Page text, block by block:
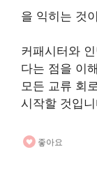
을 익히는 것
커패시터와
다는 점을 이
모든 교류 회
시작할 것입
좋아요